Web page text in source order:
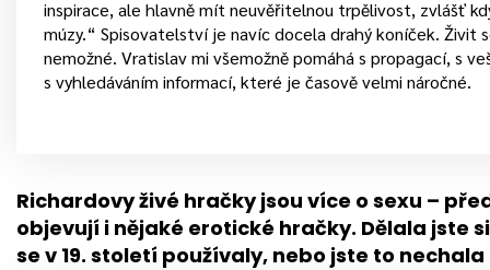
inspirace, ale hlavně mít neuvěřitelnou trpělivost, zvlášť
múzy.“ Spisovatelství je navíc docela drahý koníček. Živit
nemožné. Vratislav mi všemožně pomáhá s propagací, s
s vyhledáváním informací, které je časově velmi náročné.
Richardovy živé hračky jsou více o sexu –
objevují i nějaké erotické hračky. Dělala jste
se v 19. století používaly, nebo jste to